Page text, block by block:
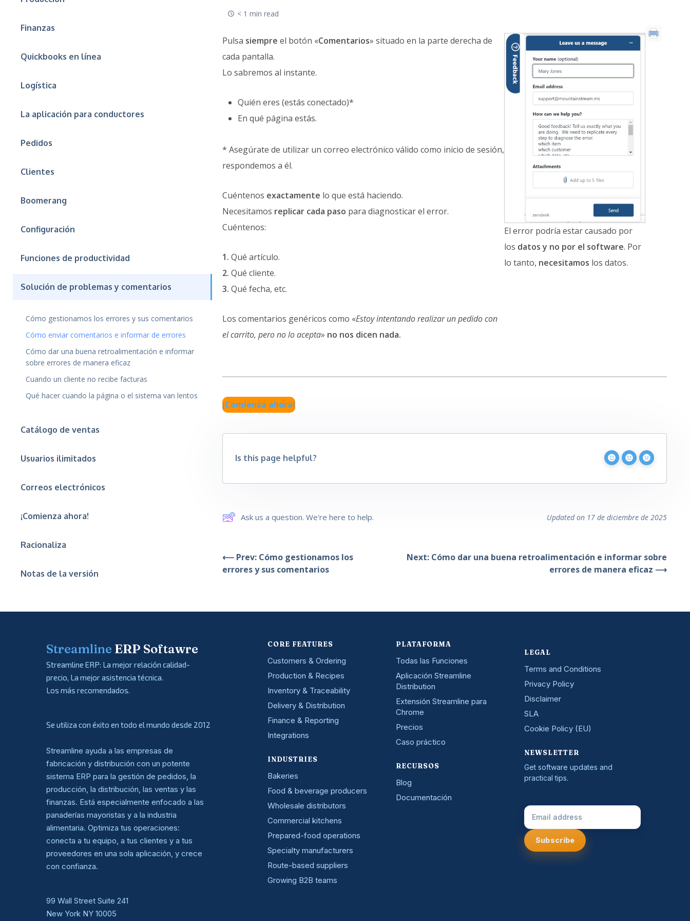
Finanzas
Quickbooks en línea
Logística
La aplicación para conductores
Pedidos
Clientes
Boomerang
Configuración
Funciones de productividad
Solución de problemas y comentarios
Cómo gestionamos los errores y sus comentarios
Cómo enviar comentarios e informar de errores
Cómo dar una buena retroalimentación e informar
sobre errores de manera eficaz
Cuando un cliente no recibe facturas
Qué hacer cuando la página o el sistema van lentos
Catálogo de ventas
Usuarios ilimitados
Correos electrónicos
¡Comienza ahora!
Racionaliza
Notas de la versión
< 1 min read
Pulsa siempreel botón «Comentarios» situado en la parte derecha de
cada pantalla.
Lo sabremos al instante.
Quién eres (estás conectado)*
En qué página estás.
* Asegúrate de utilizar un correo electrónico válido como inicio de sesión,
respondemos a él.
Cuéntenos exactamente lo que está haciendo.
Necesitamos replicar cada paso para diagnosticar el error.
Cuéntenos:
1. Qué artículo.
2. Qué cliente.
3. Qué fecha, etc.
Los comentarios genéricos como «Estoy intentando realizar un pedido con
el carrito, pero no lo acepta» no nos dicen nada.
El error podría estar causado por
los datos y no por el software. Por
lo tanto, necesitamos los datos.
¡Comienza ahora!
Is this page helpful?
Ask us a question. We're here to help. Updated on 17 de diciembre de 2025
⟵ Prev: Cómo gestionamos los
errores y sus comentarios
Next: Cómo dar una buena retroalimentación e informar sobre
errores de manera eficaz ⟶
Streamline ERP Softawre
Streamline ERP: La mejor relación calidad-
precio, La mejor asistencia técnica.
Los más recomendados.
Se utiliza con éxito en todo el mundo desde 2012
Streamline ayuda a las empresas de
fabricación y distribución con un potente
sistema ERP para la gestión de pedidos, la
producción, la distribución, las ventas y las
finanzas. Está especialmente enfocado a las
panaderías mayoristas y a la industria
alimentaria. Optimiza tus operaciones:
conecta a tu equipo, a tus clientes y a tus
proveedores en una sola aplicación, y crece
con confianza.
99 Wall Street Suite 241
New York NY 10005
CORE FEATURES
Customers & Ordering
Production & Recipes
Inventory & Traceability
Delivery & Distribution
Finance & Reporting
Integrations
INDUSTRIES
Bakeries
Food & beverage producers
Wholesale distributors
Commercial kitchens
Prepared-food operations
Specialty manufacturers
Route-based suppliers
Growing B2B teams
PLATAFORMA
Todas las Funciones
Aplicación Streamline
Distribution
Extensión Streamline para
Chrome
Precios
Caso práctico
RECURSOS
Blog
Documentación
LEGAL
Terms and Conditions
Privacy Policy
Disclaimer
SLA
Cookie Policy (EU)
NEWSLETTER
Get software updates and
practical tips.
Email Address